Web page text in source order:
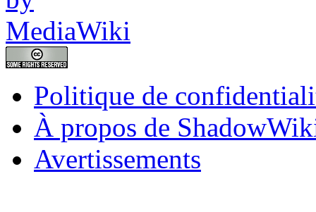
Politique de
À propos de
Avertissements